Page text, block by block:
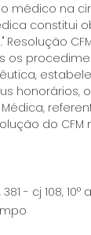
médico na
constitui
os
honorários,
do CFM
- cj 108,